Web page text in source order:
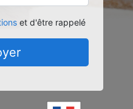
et d'être rappelé